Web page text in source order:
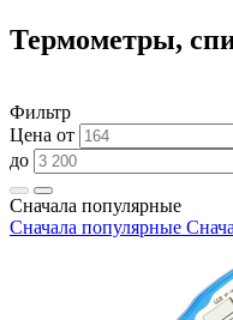
Термометры,
Фильтр
Цена от
до
Сначала популярные
Сначала популярные